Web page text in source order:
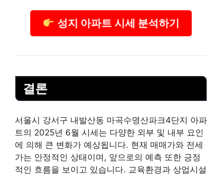
성지 아파트 시세 분석하기
결론
서울시 강서구 내발산동 마곡수명산파크4단지 아파
트의 2025년 6월 시세는 다양한 외부 및 내부 요인
에 의해 큰 변화가 예상됩니다. 현재 매매가와 전세
가는 안정적인 상태이며, 앞으로의 예측 또한 긍정
적인 흐름을 보이고 있습니다. 교육환경과 상업시설